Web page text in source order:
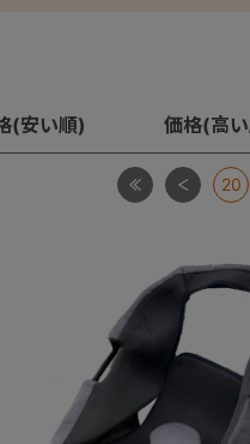
(安い順) 価格(高
最初 前 20